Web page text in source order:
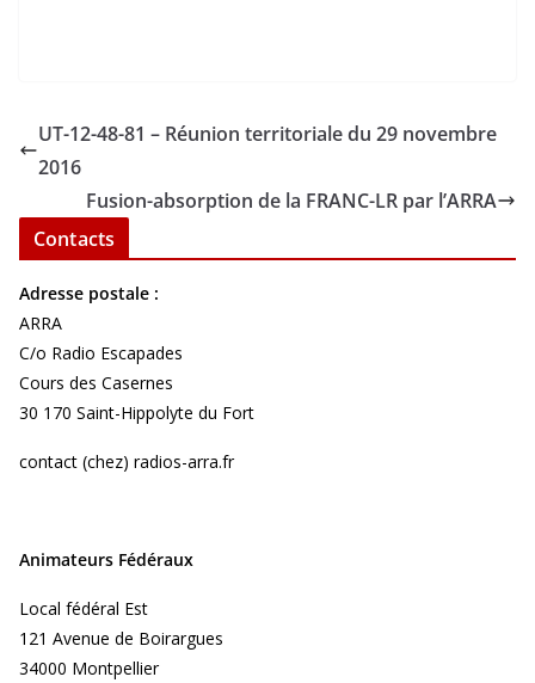
UT-12-48-81 – Réunion territoriale du 29 novembre
2016
Fusion-absorption de la FRANC-LR par l’ARRA
Contacts
Adresse postale :
ARRA
C/o Radio Escapades
Cours des Casernes
30 170 Saint-Hippolyte du Fort
contact (chez) radios-arra.fr
Animateurs Fédéraux
Local fédéral Est
121 Avenue de Boirargues
34000 Montpellier